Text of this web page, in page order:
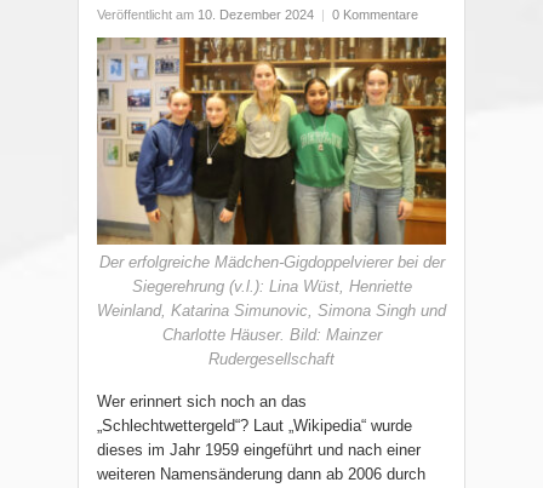
Veröffentlicht am 10. Dezember 2024 0 Kommentare
Der erfolgreiche Mädchen-Gigdoppelvierer bei der
Siegerehrung (v.l.): Lina Wüst, Henriette
Weinland, Katarina Simunovic, Simona Singh und
Charlotte Häuser. Bild: Mainzer
Rudergesellschaft
Wer erinnert sich noch an das
„Schlechtwettergeld“? Laut „Wikipedia“ wurde
dieses im Jahr 1959 eingeführt und nach einer
weiteren Namensänderung dann ab 2006 durch